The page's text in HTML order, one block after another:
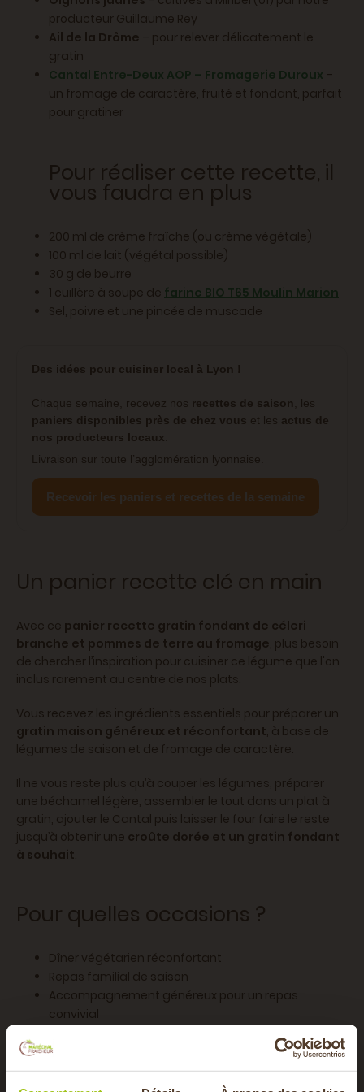
producteur Guillaume Rey
Ail de la Drôme – pour relever délicatement le
gratin
Cantal Entre-Deux AOP – Fromagerie Duroux –
un fromage de caractère, fruité et fondant, parfait
pour gratiner
Pour réaliser cette recette, il
vous faudra en plus
200 ml de crème fraîche (ou crème végétale)
100 ml de lait (végétal possible)
30 g de beurre
1 cuillère à soupe de farine BIO T65 Moulin Marion
Sel, poivre et une pincée de muscade
Des idées pour cuisiner local à Lyon !
Chaque semaine, recevez nos recettes de saison
, les
paniers disponibles près de chez vous et les actus de
nos producteurs locaux
Livraison sur toute l’agglomération lyonnaise.
Recevoir les paniers et recettes de la semaine
Un panier recette clé en main
Avec ce panier recette gratin fondant de céleri
branche et pommes de terre au fromage, plus besoin
de chercher l’inspiration pour cuisiner ce légume que l'on
inclus rarement au centre de nos plats.
Vous recevez les ingrédients essentiels pour préparer un
gratin maison généreux et réconfortant, à base de
légumes de saison et de fromage de caractère.
Il ne vous reste plus qu’à couper les légumes, préparer
une béchamel légère, assembler le tout dans un plat à
gratin, ajouter le Cantal puis laisser le four faire le reste
jusqu’à obtenir une croûte dorée et un gratin fondant
à souhait.
Pour quelles occasions ?
Dîner végétarien réconfortant
Repas familial de saison
Accompagnement généreux pour un repas
convivial
Servi bien chaud avec une salade verte croquante, ce